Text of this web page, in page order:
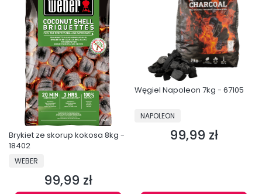
Brykiet ze skorup kokosa 8kg -
18402
PRODUCENT
WEBER
Cena
99,99 zł
Węgiel Napoleon 7kg - 67105
PRODUCENT
NAPOLEON
Cena
99,99 zł